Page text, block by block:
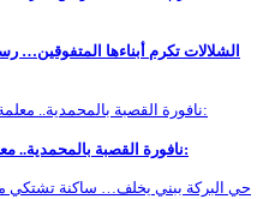
الشلالات تكرم أبناءها المتفوقين…
نافورة القصبة بالمحمدية.. معلمة للعجز وسوء التدبير لا للجمال: